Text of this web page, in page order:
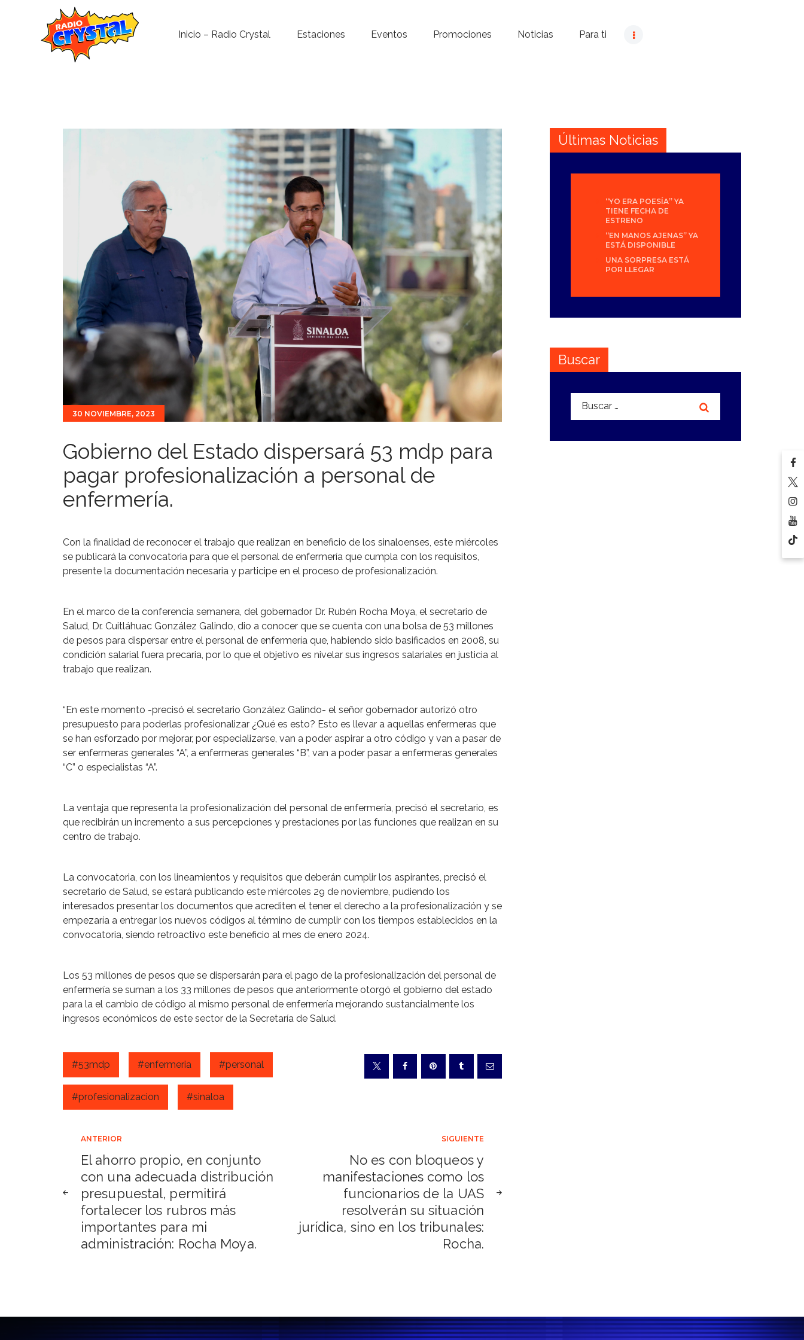
Inicio – Radio Crystal Estaciones Eventos Promociones Noticias Para ti
Noticias
Para ti
Contacto
30 NOVIEMBRE, 2023
Gobierno del Estado dispersará 53 mdp para
pagar profesionalización a personal de
enfermería.
Con la finalidad de reconocer el trabajo que realizan en beneficio de los sinaloenses, este miércoles
se publicará la convocatoria para que el personal de enfermería que cumpla con los requisitos,
presente la documentación necesaria y participe en el proceso de profesionalización.
En el marco de la conferencia semanera, del gobernador Dr. Rubén Rocha Moya, el secretario de
Salud, Dr. Cuitláhuac González Galindo, dio a conocer que se cuenta con una bolsa de 53 millones
de pesos para dispersar entre el personal de enfermería que, habiendo sido basificados en 2008, su
condición salarial fuera precaria, por lo que el objetivo es nivelar sus ingresos salariales en justicia al
trabajo que realizan.
“En este momento -precisó el secretario González Galindo- el señor gobernador autorizó otro
presupuesto para poderlas profesionalizar ¿Qué es esto? Esto es llevar a aquellas enfermeras que
se han esforzado por mejorar, por especializarse, van a poder aspirar a otro código y van a pasar de
ser enfermeras generales “A”, a enfermeras generales “B”, van a poder pasar a enfermeras generales
“C” o especialistas “A”.
La ventaja que representa la profesionalización del personal de enfermería, precisó el secretario, es
que recibirán un incremento a sus percepciones y prestaciones por las funciones que realizan en su
centro de trabajo.
La convocatoria, con los lineamientos y requisitos que deberán cumplir los aspirantes, precisó el
secretario de Salud, se estará publicando este miércoles 29 de noviembre, pudiendo los
interesados presentar los documentos que acrediten el tener el derecho a la profesionalización y se
empezaría a entregar los nuevos códigos al término de cumplir con los tiempos establecidos en la
convocatoria, siendo retroactivo este beneficio al mes de enero 2024.
Los 53 millones de pesos que se dispersarán para el pago de la profesionalización del personal de
enfermería se suman a los 33 millones de pesos que anteriormente otorgó el gobierno del estado
para la el cambio de código al mismo personal de enfermería mejorando sustancialmente los
ingresos económicos de este sector de la Secretaría de Salud.
#53mdp #enfermeria #personal
#profesionalizacion #sinaloa
Navegación
de
entradas
ANTERIOR
El ahorro propio, en conjunto
con una adecuada distribución
presupuestal, permitirá
fortalecer los rubros más
importantes para mi
administración: Rocha Moya.
SIGUIENTE
No es con bloqueos y
manifestaciones como los
funcionarios de la UAS
resolverán su situación
jurídica, sino en los tribunales:
Rocha.
Últimas Noticias
“YO ERA POESÍA” YA
TIENE FECHA DE
ESTRENO
“EN MANOS AJENAS” YA
ESTÁ DISPONIBLE
UNA SORPRESA ESTÁ
POR LLEGAR
Buscar
Buscar: